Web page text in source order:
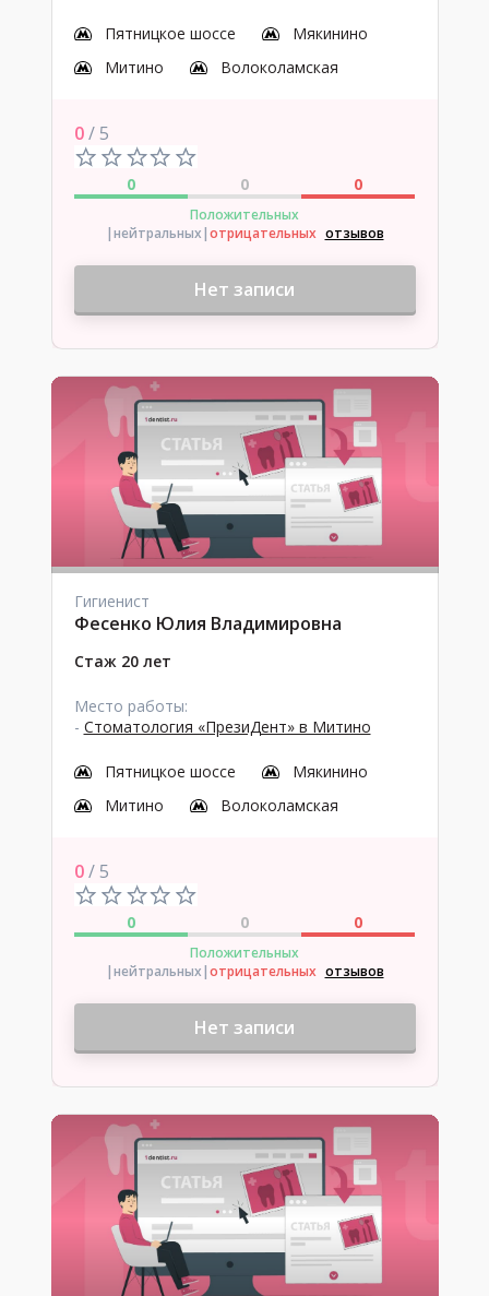
Пятницкое шоссе
Мякинино
Митино
Волоколамская
0/ 5
0 0 0
Положительных
|нейтральных|отрицательных отзывов
Нет записи
Гигиенист
Фесенко Юлия Владимировна
Стаж 20 лет
Место работы:
- Стоматология «ПрезиДент» в Митино
Пятницкое шоссе
Мякинино
Митино
Волоколамская
0/ 5
0 0 0
Положительных
|нейтральных|отрицательных отзывов
Нет записи